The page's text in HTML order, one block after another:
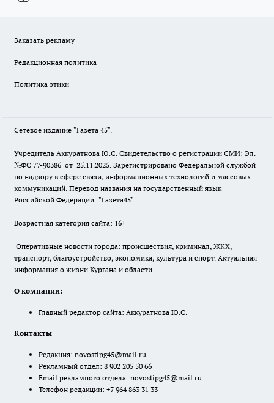
Заказать рекламу
Редакционная политика
Политика этики
Сетевое издание "Газета 45".
Учредитель Аккуратнова Ю.С. Свидетельство о регистрации СМИ: Эл.
№ФС 77-90386 от 25.11.2025. Зарегистрировано Федеральной службой
по надзору в сфере связи, информационных технологий и массовых
коммуникаций. Перевод названия на государственный язык
Российской Федерации: "Газета45".
Возрастная категория сайта: 16+
Оперативные новости города: происшествия, криминал, ЖКХ,
транспорт, благоустройство, экономика, культура и спорт. Актуальная
информация о жизни Кургана и области.
О компании:
Главный редактор сайта: Аккуратнова Ю.С.
Контакты
Редакция: novostipg45@mail.ru
Рекламный отдел: 8 902 205 50 66
Email рекламного отдела: novostipg45@mail.ru
Телефон редакции: +7 964 863 31 33